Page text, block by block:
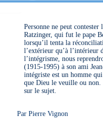
Personne ne peut
Ratzinger, qui fut le pape
lorsqu’il tenta la
l’extérieur qu’à l’intérieur
l’intégrisme, nous
(1915-1995) à son ami
intégriste est un homme
que Dieu le veuille ou non.
sur le sujet.
Par Pierre Vignon